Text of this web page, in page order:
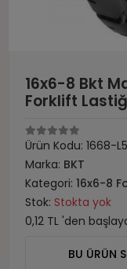
16x6-8 Bkt
Forklift
Ürün Kodu: 1668-
Marka: BKT
Kategori: 16x6-8
Stok: Stokta yok
0,12 TL 'den
BU ÜRÜN